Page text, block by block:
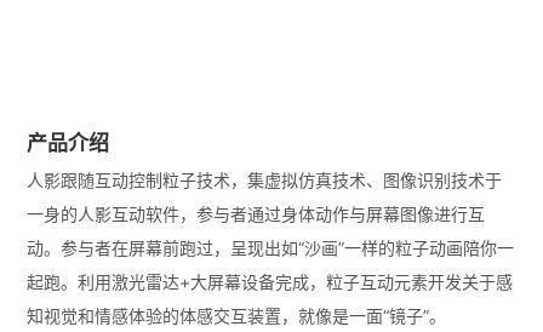
产品介绍
人影跟随互动控制粒子技术，集虚拟仿真技术、图像识别技术于
一身的人影互动软件，参与者通过身体动作与屏幕图像进行互
动。参与者在屏幕前跑过，呈现出如“沙画”一样的粒子动画陪你一
起跑。利用激光雷达+大屏幕设备完成，粒子互动元素开发关于感
知视觉和情感体验的体感交互装置，就像是一面“镜子”。